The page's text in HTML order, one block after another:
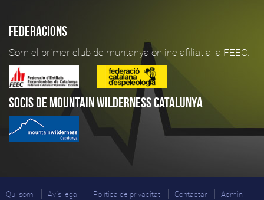
Federacions
Som el primer club de muntanya online afiliat a la FEEC.
Socis de Mountain Wilderness Catalunya
Qui som Avís legal Política de privacitat Contactar Admin